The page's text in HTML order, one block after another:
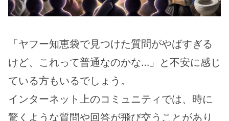
「ヤフー知恵袋で見つけた質問がやばすぎる
けど、これって普通なのかな…」と不安に感じ
ている方もいるでしょう。
インターネット上のコミュニティでは、時に
驚くような質問や回答が飛び交うことがあり